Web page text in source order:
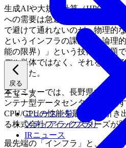
戻る
ニュース
ニュース一覧
メディアライブラリ
IRニュース
生成AIや大規模計算（HPC）の
への需要は急速に高まっていま
で避けて通れないのが、物理的
というインフラの課題と、論理
能の限界）」という技術の課題
デル単体ではなく、それを支え
りました。
本セミナーでは、長野県で水冷
ンテナ型データセンターを展開
CPU/GPUの性能を最大限に引き
る株式会社フィックスターズが登
最先端の「インフラ」と、それ